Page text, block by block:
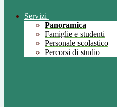
Servizi
Panoramica
Famiglie e studenti
Personale scolastico
Percorsi di studio